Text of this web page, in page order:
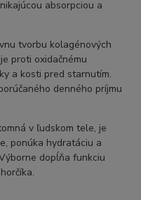
absorpciou a
tvorbu kolagénových
proti oxidačnému
a kosti pred starnutím.
denného príjmu
v ľudskom tele, je
ponúka hydratáciu a
dopĺňa funkciu